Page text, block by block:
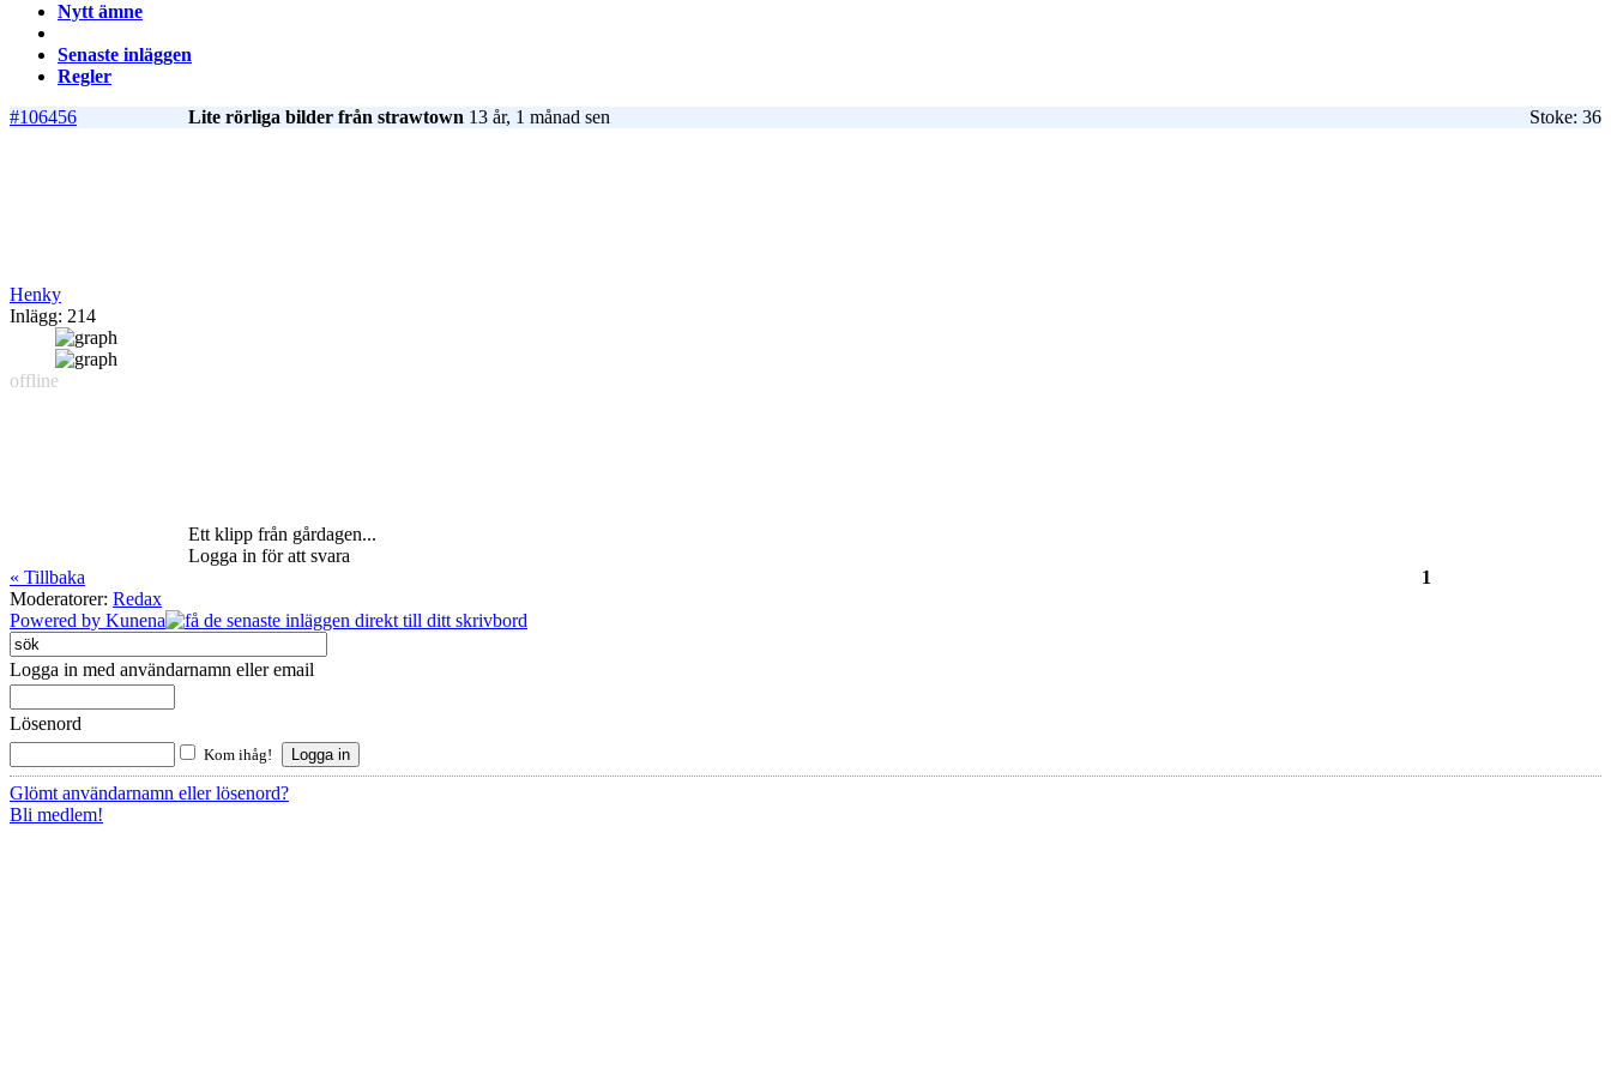
Nytt ämne
Senaste inläggen
Regler
#106456
Lite rörliga bilder från strawtown 13 år, 1 månad sen Stoke: 36
Henky
Inlägg: 214
offline
Ett klipp från gårdagen...
Logga in för att svara
« Tillbaka
1
Moderatorer: Redax
Powered by Kunena
Logga in med användarnamn eller email
Lösenord
Kom ihåg!
Glömt användarnamn eller lösenord?
Bli medlem!